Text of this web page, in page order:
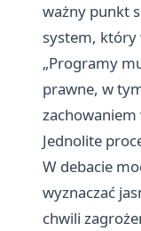
ważny punkt
system, który
„Programy
prawne, w
zachowaniem
Jednolite
W debacie
wyznaczać
chwili